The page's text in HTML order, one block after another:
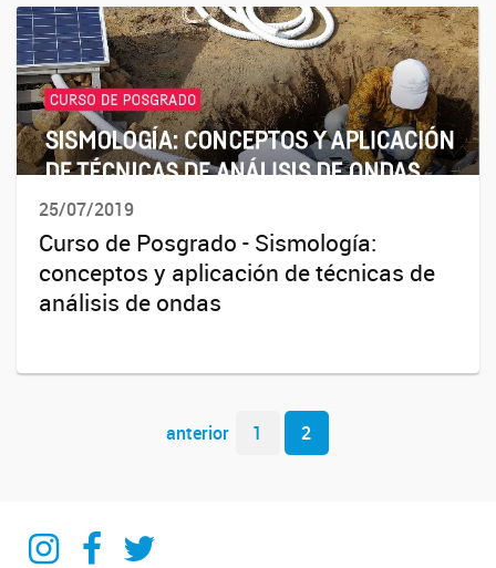
25/07/2019
Curso de Posgrado - Sismología:
conceptos y aplicación de técnicas de
análisis de ondas
Navegador de artículos
anterior 1 2
IIPGIIPG
IIPG